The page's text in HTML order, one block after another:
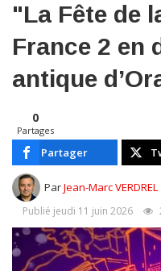
"La Fête de
France 2 en
antique
0
Partages
Partager
ParJean-Marc VERDREL
Publié jeudi 11 juin 2026